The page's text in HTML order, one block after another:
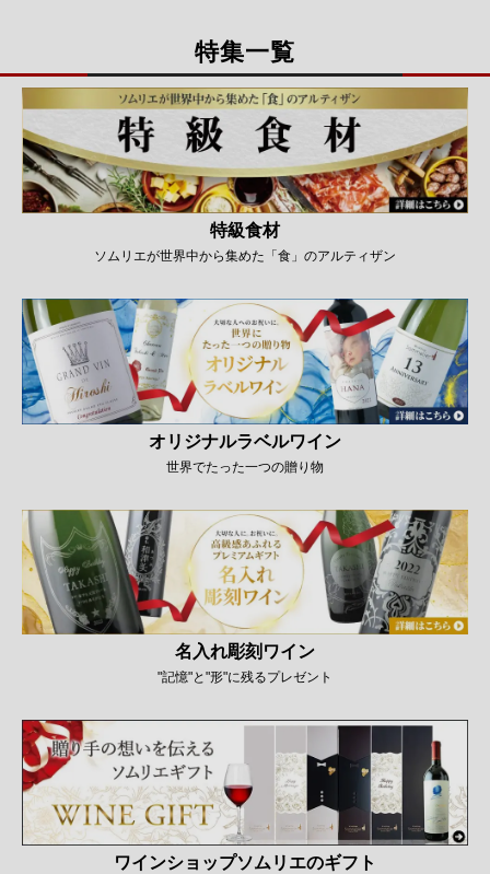
特集一覧
特級食材
ソムリエが世界中から集めた「食」のアルティザン
オリジナルラベルワイン
世界でたった一つの贈り物
名入れ彫刻ワイン
"記憶"と"形"に残るプレゼント
ワインショップソムリエのギフト